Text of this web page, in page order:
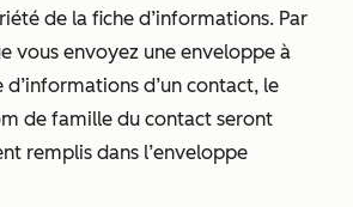
de la fiche d’informations. Par
vous envoyez une enveloppe à
d’un contact, le
de famille du contact seront
remplis dans l’enveloppe